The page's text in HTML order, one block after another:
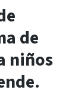
de
niños